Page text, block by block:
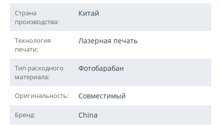
Страна
производства:
Китай
Технология
печати:
Лазерная печать
Тип расходного
материала:
Фотобарабан
Оригинальность: Совместимый
Бренд: China